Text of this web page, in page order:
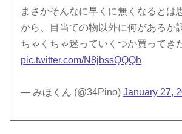
まさかそんなに早くに無くなるとは
から、目当ての物以外に何があるか
ちゃくちゃ迷っていくつか買ってき
pic.twitter.com/N8jbssQQQh
— みほくん (@34Pino)January 27,